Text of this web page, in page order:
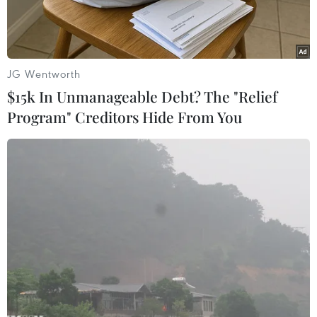
Sản xuất điều xuất khẩu. (Ảnh: Đình Huệ/TTXVN)
Nam mất quyền kiểm soát 36 bộ chứng từ gốc
trong số 100 container xuất sang Italy, trao đổi
với phóng viên TTXVN, ông Hoàng Hồng Giang,
JG Wentworth
$15k In Unmanageable Debt? The "Relief
Program" Creditors Hide From You